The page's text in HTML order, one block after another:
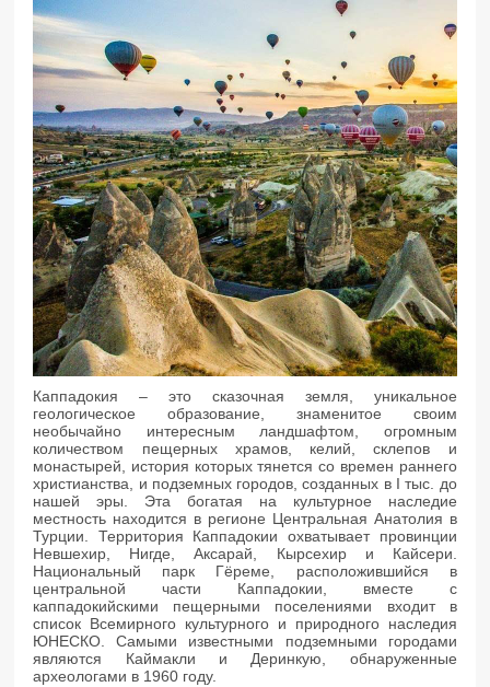
Каппадокия – это сказочная земля, уникальное
геологическое образование, знаменитое своим
необычайно интересным ландшафтом, огромным
количеством пещерных храмов, келий, склепов и
монастырей, история которых тянется со времен раннего
христианства, и подземных городов, созданных в I тыс. до
нашей эры. Эта богатая на культурное наследие
местность находится в регионе Центральная Анатолия в
Турции. Территория Каппадокии охватывает провинции
Невшехир, Нигде, Аксарай, Кырсехир и Кайсери.
Национальный парк Гёреме, расположившийся в
центральной части Каппадокии, вместе с
каппадокийскими пещерными поселениями входит в
список Всемирного культурного и природного наследия
ЮНЕСКО. Самыми известными подземными городами
являются Каймакли и Деринкую, обнаруженные
археологами в 1960 году.